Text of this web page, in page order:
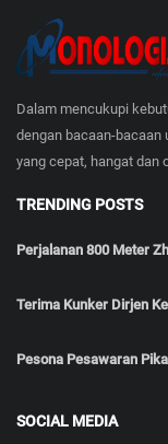
Dalam mencukupi
dengan bacaan-
yang cepat, hangat dan
TRENDING POSTS
Perjalanan 800 Meter
Terima Kunker Dirjen
Pesona Pesawaran
SOCIAL MEDIA